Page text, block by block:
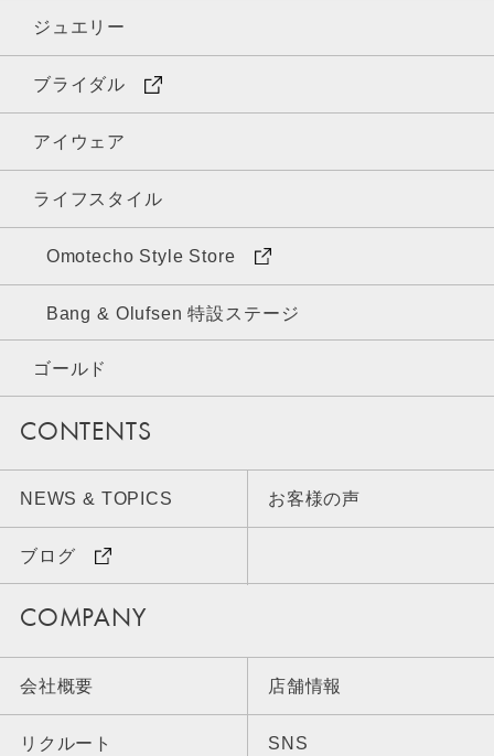
ジュエリー
ブライダル
アイウェア
ライフスタイル
Omotecho Style Store
Bang & Olufsen 特設ステージ
ゴールド
CONTENTS
NEWS & TOPICS お客様の声
ブログ
COMPANY
会社概要 店舗情報
リクルート SNS